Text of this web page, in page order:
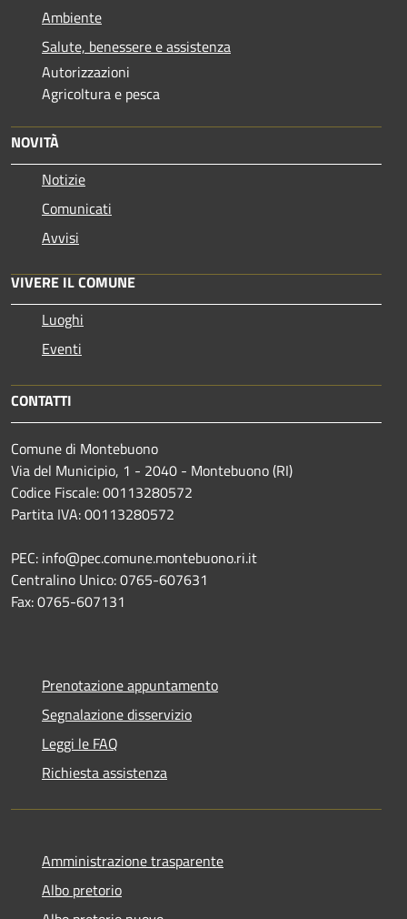
Ambiente
Salute, benessere e assistenza
Autorizzazioni
Agricoltura e pesca
NOVITÀ
Notizie
Comunicati
Avvisi
VIVERE IL COMUNE
Luoghi
Eventi
CONTATTI
Comune di Montebuono
Via del Municipio, 1 - 2040 - Montebuono (RI)
Codice Fiscale: 00113280572
Partita IVA: 00113280572
PEC: info@pec.comune.montebuono.ri.it
Centralino Unico: 0765-607631
Fax: 0765-607131
Prenotazione appuntamento
Segnalazione disservizio
Leggi le FAQ
Richiesta assistenza
Amministrazione trasparente
Albo pretorio